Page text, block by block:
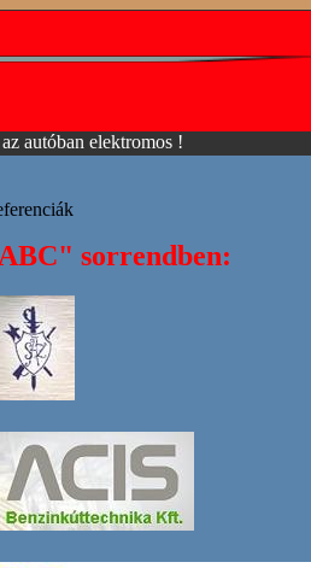
autóban elektromos !
sorrendben: